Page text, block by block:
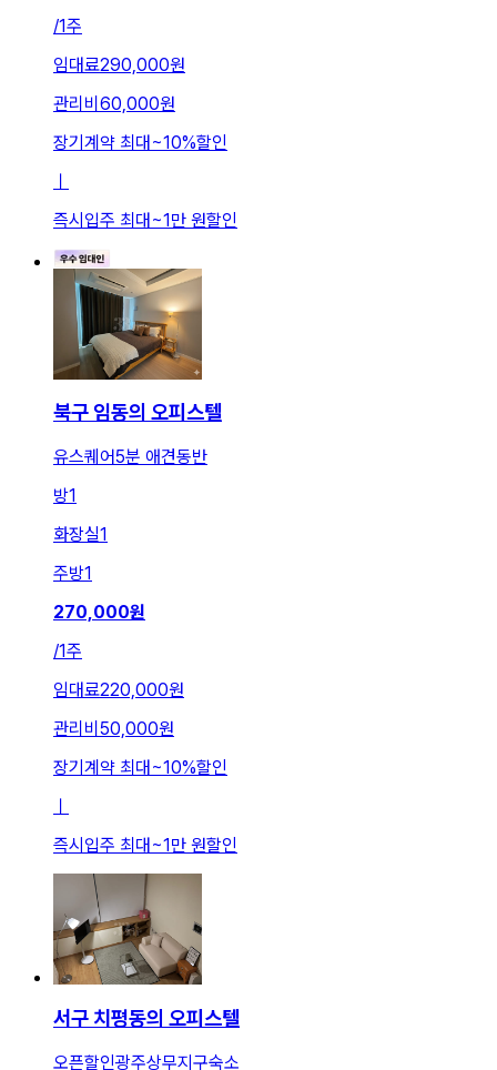
/1주
임대료290,000원
관리비 60,000원
장기계약 최대~10%할인
ㅣ
즉시입주 최대~1만 원할인
북구 임동의 오피스텔
유스퀘어5분 애견동반
방1
화장실1
주방1
270,000원
/1주
임대료220,000원
관리비 50,000원
장기계약 최대 ~10%할인
즉시입주 최대 ~1만 원할인
서구 치평동의 오피스텔
오픈할인광주상무지구숙소